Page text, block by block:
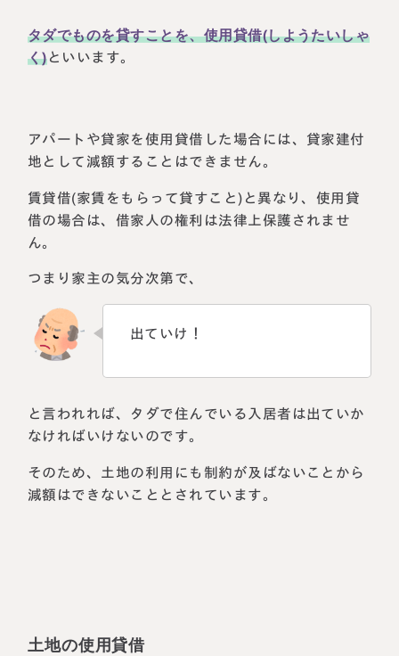
タダでものを貸すことを、使用貸借(しようたいしゃ
く)といいます。
アパートや貸家を使用貸借した場合には、貸家建付
地として減額することはできません。
賃貸借(家賃をもらって貸すこと)と異なり、使用貸
借の場合は、借家人の権利は法律上保護されませ
ん。
つまり家主の気分次第で、
出ていけ！
と言われれば、タダで住んでいる入居者は出ていか
なければいけないのです。
そのため、土地の利用にも制約が及ばないことから
減額はできないこととされています。
土地の使用貸借